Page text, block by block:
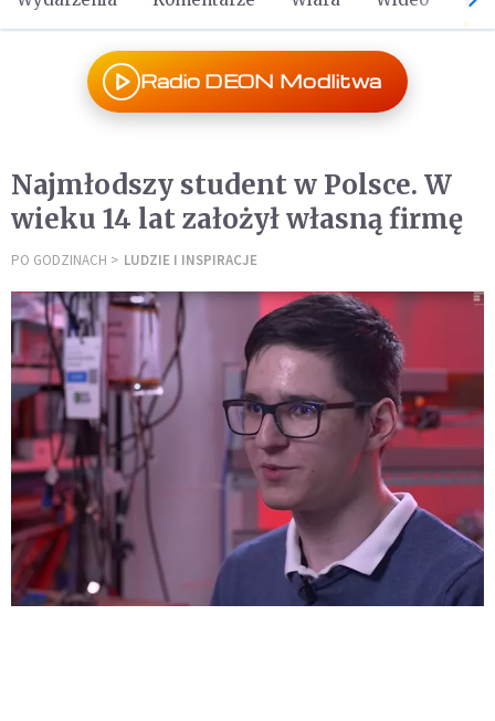
Radio DEON Modlitwa
Najmłodszy student w Polsce. W
wieku 14 lat założył własną firmę
PO GODZINACH LUDZIE I INSPIRACJE